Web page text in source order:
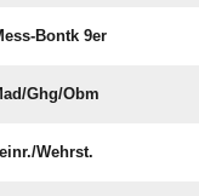
Bontk 9er
​Ghg/​Obm
​Wehrst.